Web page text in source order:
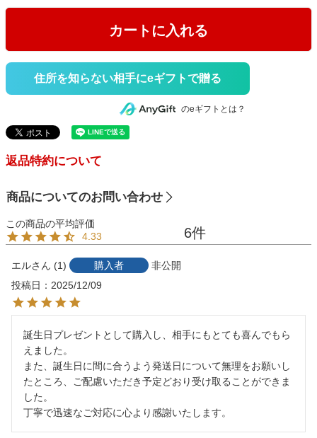
カートに入れる
住所を知らない相手にeギフトで贈る
のeギフトとは？
返品特約について
商品についてのお問い合わせ
4.33 6
エル 1 購入者
非公開
投稿日
2025/12/09
誕生日プレゼントとして購入し、相手にもとても喜んでもら
えました。
また、誕生日に間に合うよう発送日について無理をお願いし
たところ、ご配慮いただき予定どおり受け取ることができま
した。
丁寧で迅速なご対応に心より感謝いたします。